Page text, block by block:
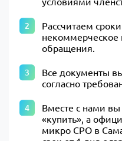
Рассчитаем
некоммерческое
обращения.
Все документы
согласно
Вместе с нами
«купить», а
микро СРО в